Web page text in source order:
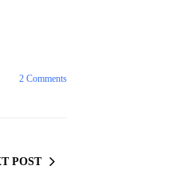
2 Comments
POST